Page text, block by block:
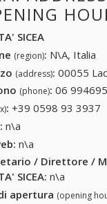
SICEA
(region): N\A, Italia
(address): 00055
(phone): 06
: +39 0598 93 3937
n\a
n\a
/ Direttore /
SICEA: n\a
apertura (opening